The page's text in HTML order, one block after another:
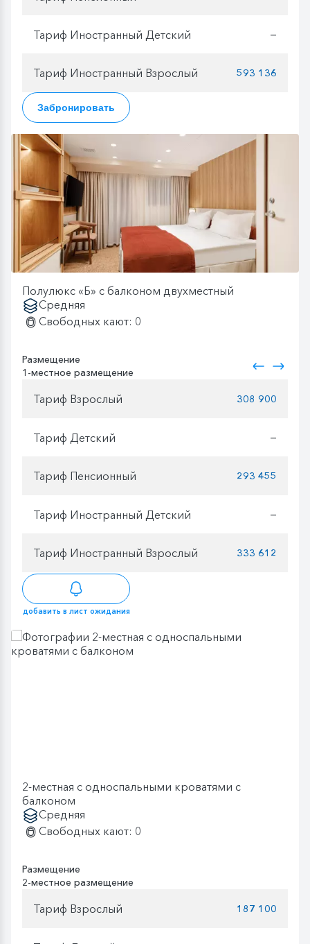
Тариф Иностранный Детский —
Тариф Иностранный Взрослый 593 136
Забронировать
Полулюкс «Б» с балконом двухместный
Средняя
Свободных кают: 0
Размещение
1-местное размещение
Тариф Взрослый 308 900
Тариф Детский —
Тариф Пенсионный 293 455
Тариф Иностранный Детский —
Тариф Иностранный Взрослый 333 612
добавить в лист ожидания
2-местная с односпальными кроватями с
балконом
Средняя
Свободных кают: 0
Размещение
2-местное размещение
Тариф Взрослый 187 100